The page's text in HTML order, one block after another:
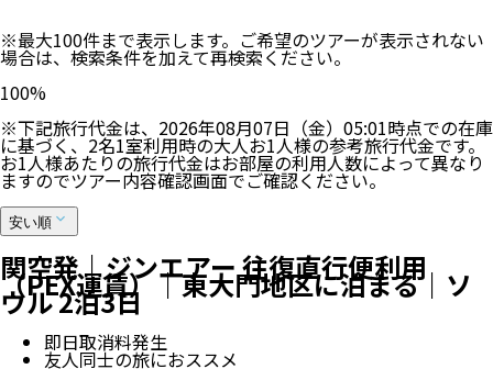
※最大100件まで表示します。ご希望のツアーが表示されない
場合は、検索条件を加えて再検索ください。
100%
※下記旅行代金は、 2026年08月07日（金）05:01時点での在庫
に基づく、2名1室利用時の大人お1人様の参考旅行代金です。
お1人様あたりの旅行代金はお部屋の利用人数によって異なり
ますのでツアー内容確認画面でご確認ください。
安い順
関空発｜ジンエアー 往復直行便利用
（PEX運賃）｜東大門地区に泊まる｜ソ
ウル 2泊3日
即日取消料発生
友人同士の旅におススメ